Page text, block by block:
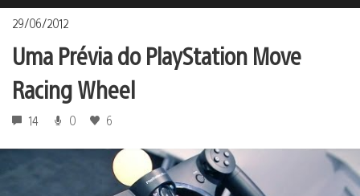
29/06/2012
Uma Prévia do PlayStation Move
Racing Wheel
14 0 6